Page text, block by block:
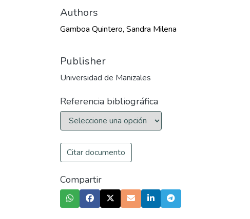
Authors
Gamboa Quintero, Sandra Milena
Publisher
Universidad de Manizales
Referencia bibliográfica
Citar documento
Compartir